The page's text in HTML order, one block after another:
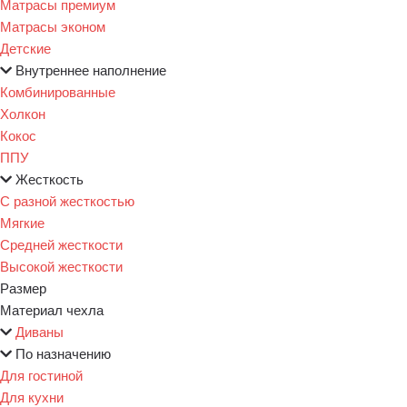
Матрасы премиум
Матрасы эконом
Детские
Внутреннее наполнение
Комбинированные
Холкон
Кокос
ППУ
Жесткость
С разной жесткостью
Мягкие
Средней жесткости
Высокой жесткости
Размер
Материал чехла
Диваны
По назначению
Для гостиной
Для кухни